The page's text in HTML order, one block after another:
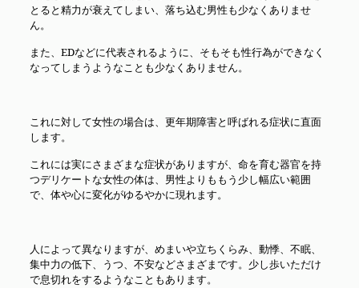
とると精力が衰えてしまい、落ち込む男性も少なくありませ
ん。
また、EDなどに代表されるように、そもそも性行為ができなく
なってしまうようなことも少なくありません。
これに対して女性の場合は、更年期障害と呼ばれる症状に直面
します。
これには実にさまざまな症状がありますが、命を育む器官を持
つデリケートな女性の体は、男性よりももう少し幅広い範囲
で、体や心に変化がゆるやかに現れます。
人によって異なりますが、めまいや立ちくらみ、動悸、不眠、
集中力の低下、うつ、不安などさまざまです。少し歩いただけ
で息切れをするようなこともあります。